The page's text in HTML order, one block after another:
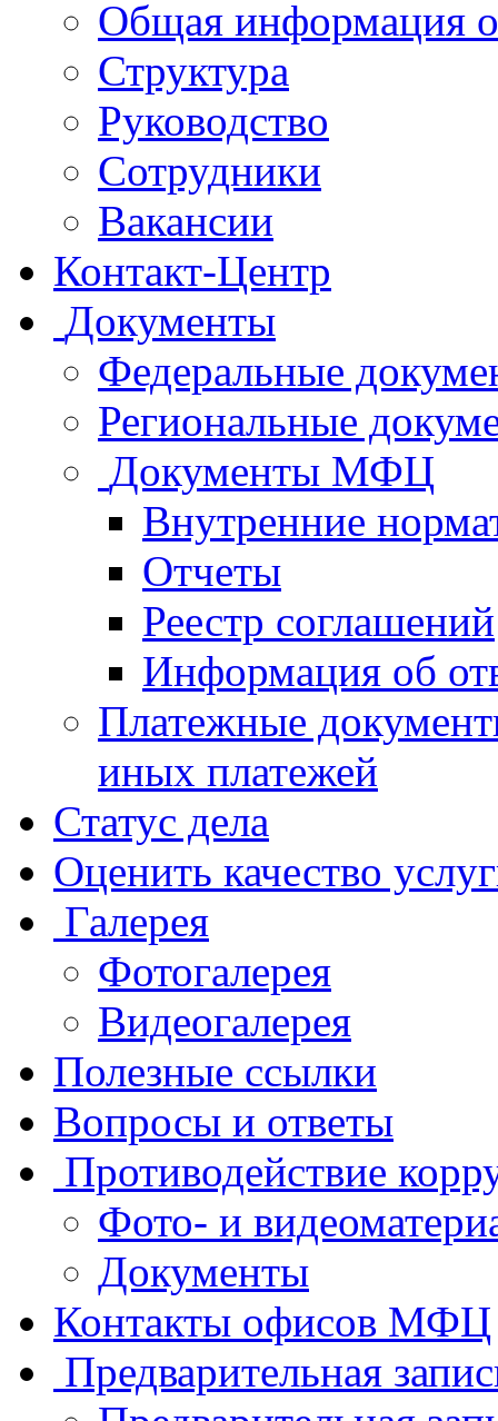
Общая
Структура
Руководство
Сотрудники
Вакансии
Контакт-Центр
Документы
Федеральные
Региональные
Документы МФЦ
Внутренние
Отчеты
Реестр соглашений
Информация об
Платежные
иных платежей
Статус дела
Оценить качество
Галерея
Фотогалерея
Видеогалерея
Полезные ссылки
Вопросы и ответы
Противодействие
Фото- и
Документы
Контакты офисов МФЦ
Предварительная